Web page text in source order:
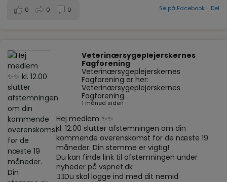
Se på Facebook · Del
0 0 0
Veterinærsygeplejerskernes
Fagforening
Veterinærsygeplejerskernes
Fagforening er her:
Veterinærsygeplejerskernes
Fagforening.
1 måned siden
Hej medlem ✨✨
kl. 12.00 slutter afstemningen om din
kommende overenskomst for de næste 19
måneder. Din stemme er vigtig!
Du kan finde link til afstemningen under
nyheder på vspnet.dk
☝🏼Du skal logge ind med dit nemid